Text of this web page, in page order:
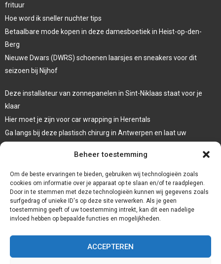
Beheer toestemming
Om de beste ervaringen te bieden, gebruiken wij technologieën zoals
cookies om informatie over je apparaat op te slaan en/of te raadplegen.
Door in te stemmen met deze technologieën kunnen wij gegevens zoals
surfgedrag of unieke ID's op deze site verwerken. Als je geen
toestemming geeft of uw toestemming intrekt, kan dit een nadelige
invloed hebben op bepaalde functies en mogelijkheden.
ACCEPTEREN
frituur
Hoe word ik sneller nuchter tips
Betaalbare mode kopen in deze damesboetiek in Heist-op-den-
Berg
Nieuwe Dwars (DWRS) schoenen laarsjes en sneakers voor dit
seizoen bij Nijhof
Deze installateur van zonnepanelen in Sint-Niklaas staat voor je
klaar
Hier moet je zijn voor car wrapping in Herentals
Ga langs bij deze plastisch chirurg in Antwerpen en laat uw
Laat een systeemdiagnose uitvoeren bij deze garage in Dessel